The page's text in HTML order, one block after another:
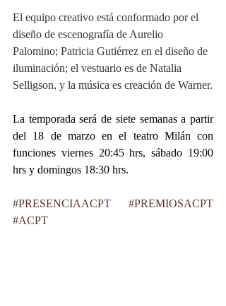
El equipo creativo está conformado por el
diseño de escenografía de Aurelio
Palomino; Patricia Gutiérrez en el diseño de
iluminación; el vestuario es de Natalia
Selligson, y la música es creación de Warner.
La temporada será de siete semanas a partir
del 18 de marzo en el teatro Milán con
funciones viernes 20:45 hrs, sábado 19:00
hrs y domingos 18:30 hrs.
#PRESENCIAACPT
#PREMIOSACPT
#ACPT